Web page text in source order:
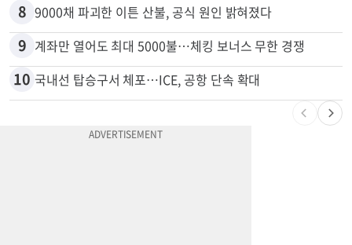
8 9000채 파괴한 이튼 산불, 공식 원인 밝혀졌다
9 계좌만 열어도 최대 5000불…체킹 보너스 무한 경쟁
10 국내선 탑승구서 체포…ICE, 공항 단속 확대